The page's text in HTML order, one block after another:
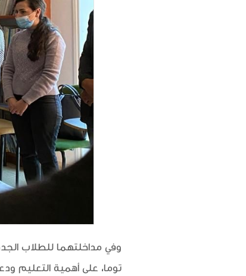
وفي مداخلتهما للطلاب
توما، على أهمية التعليم